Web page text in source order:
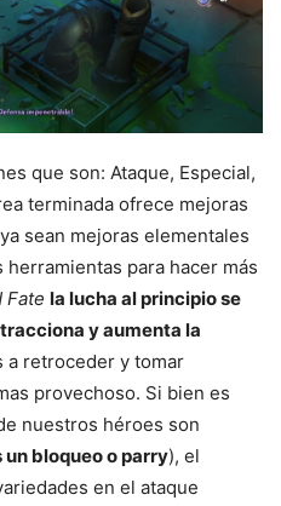
que son: Ataque, Especial,
terminada ofrece mejoras
sean mejoras elementales
para hacer más
Fate la lucha al principio se
y aumenta la
a retroceder y tomar
provechoso. Si bien es
nuestros héroes son
un bloqueo o parry), el
en el ataque